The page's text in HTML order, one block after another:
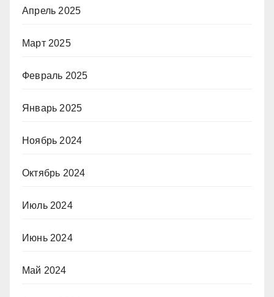
Апрель 2025
Март 2025
Февраль 2025
Январь 2025
Ноябрь 2024
Октябрь 2024
Июль 2024
Июнь 2024
Май 2024